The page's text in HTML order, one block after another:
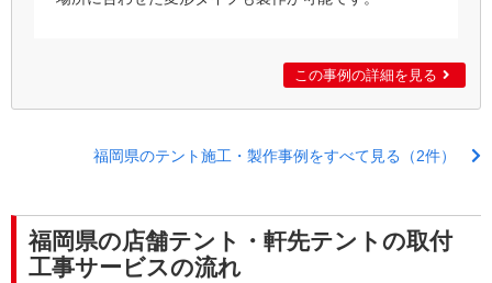
この事例の詳細を見る
福岡県のテント施工・製作事例をすべて見る（2件）
福岡県の店舗テント・軒先テントの取付
工事サービスの流れ